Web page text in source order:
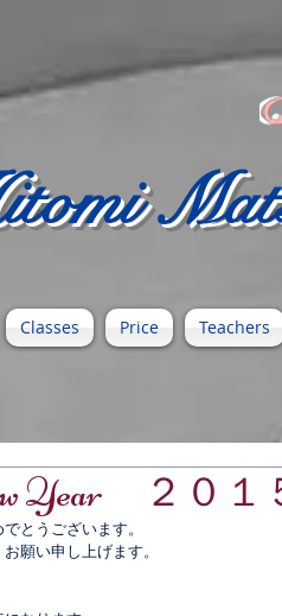
Classes Price Teachers
Year ２０１
とうございます。
願い申し上げます。